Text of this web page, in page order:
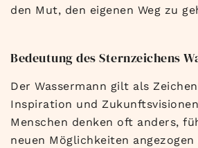
den Mut, den eigenen Weg zu
Bedeutung des Sternzeichens
Der Wassermann gilt als
Inspiration und
Menschen denken oft anders,
neuen Möglichkeiten